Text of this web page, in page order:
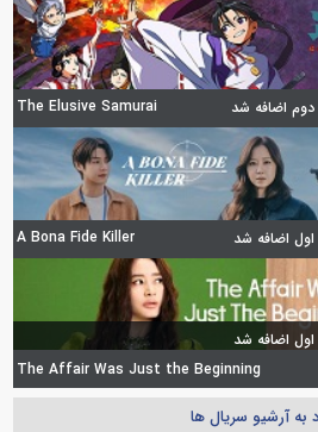
The Elusive Samurai
A Bona Fide Killer
The Affair Was Just the Beginning
به آرشیو سریال ها